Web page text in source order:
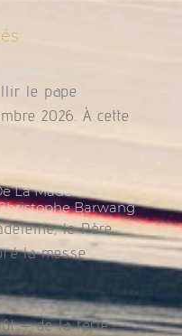
le pape
2026. À cette
La Madeleine,
Barwang
le Père
la messe.
– de la férie